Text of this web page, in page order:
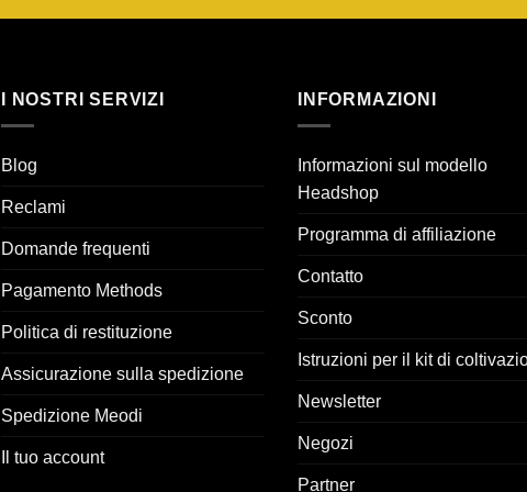
I NOSTRI SERVIZI
Blog
Reclami
Domande frequenti
Pagamento Methods
Politica di restituzione
Assicurazione sulla spedizione
Spedizione Meodi
Il tuo account
INFORMAZIONI
Informazioni sul modello
Headshop
Programma di affiliazione
Contatto
Sconto
Istruzioni per il kit di
Newsletter
Negozi
Partner